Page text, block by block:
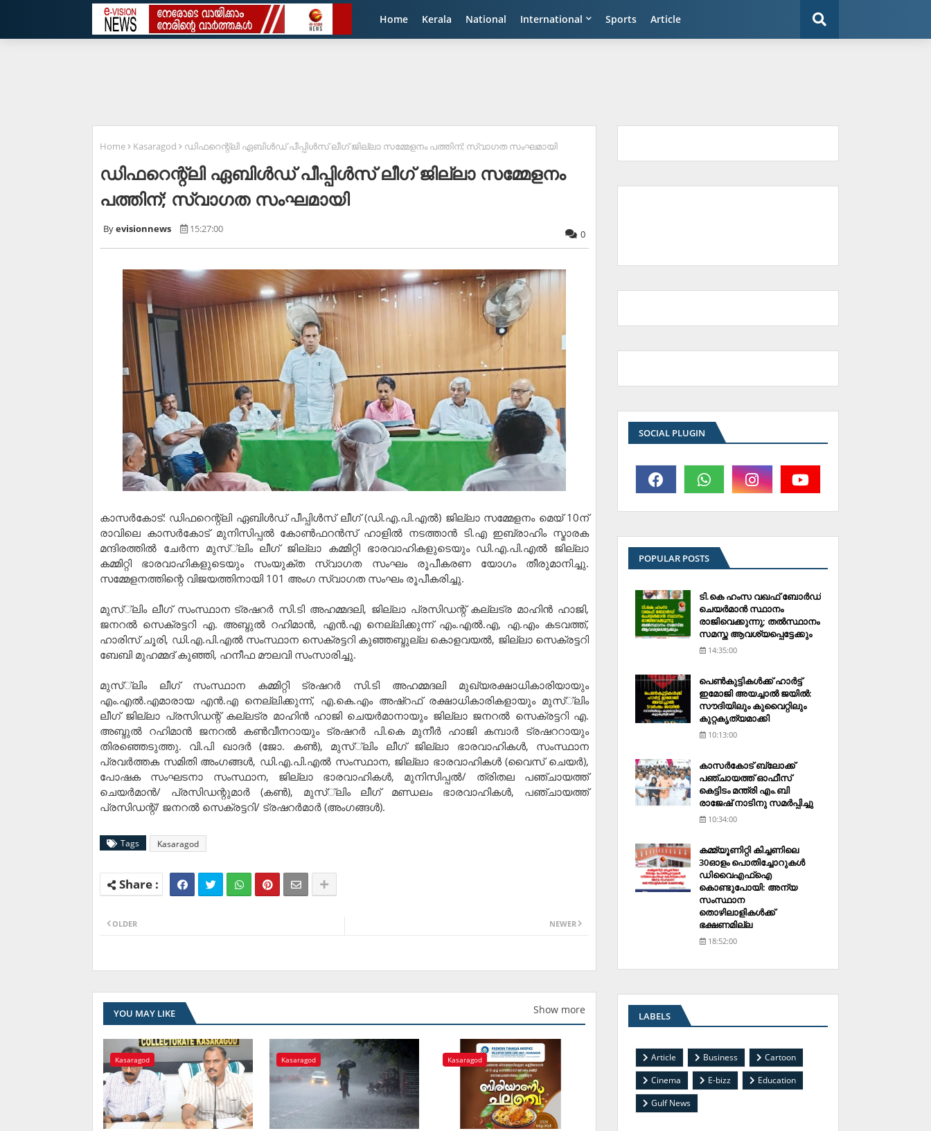
Home Kerala National International Sports Article
Home Kasaragod ഡിഫറെന്റ്‌ലി ഏബിള്‍ഡ് പീപ്പിള്‍സ് ലീഗ് ജില്ലാ സമ്മേളനം പത്തിന്; സ്വാഗത സംഘമായി
ഡിഫറെന്റ്‌ലി ഏബിള്‍ഡ് പീപ്പിള്‍സ് ലീഗ് ജില്ലാ സമ്മേളനം
പത്തിന്; സ്വാഗത സംഘമായി
evisionnews 15:27:00 0
കാസര്‍കോട്: ഡിഫറെന്റ്‌ലി ഏബിള്‍ഡ് പീപ്പിള്‍സ് ലീഗ് (ഡി.എ.പി.എല്‍) ജില്ലാ സമ്മേളനം മെയ് 10ന്
രാവിലെ കാസര്‍കോട് മുനിസിപ്പല്‍ കോണ്‍ഫറന്‍സ് ഹാളില്‍ നടത്താന്‍ ടി.എ ഇബ്രാഹിം സ്മാരക
മന്ദിരത്തില്‍ ചേര്‍ന്ന മുസ്്‌ലിം ലീഗ് ജില്ലാ കമ്മിറ്റി ഭാരവാഹികളുടെയും ഡി.എ.പി.എല്‍ ജില്ലാ
കമ്മിറ്റി ഭാരവാഹികളുടെയും സംയുക്ത സ്വാഗത സംഘം രൂപീകരണ യോഗം തീരുമാനിച്ചു.
സമ്മേളനത്തിന്റെ വിജയത്തിനായി 101 അംഗ സ്വാഗത സംഘം രൂപീകരിച്ചു.
മുസ്്‌ലിം ലീഗ് സംസ്ഥാന ട്രഷറര്‍ സി.ടി അഹമ്മദലി, ജില്ലാ പ്രസിഡന്റ് കല്ലട്ര മാഹിന്‍ ഹാജി,
ജനറല്‍ സെക്രട്ടറി എ. അബ്ദുല്‍ റഹിമാന്‍, എന്‍.എ നെല്ലിക്കുന്ന് എം.എല്‍.എ, എ.എം കടവത്ത്,
ഹാരിസ് ചൂരി, ഡി.എ.പി.എല്‍ സംസ്ഥാന സെക്രട്ടറി കുഞ്ഞബ്ദുല്ല കൊളവയല്‍, ജില്ലാ സെക്രട്ടറി
ബേബി മുഹമ്മദ് കുഞ്ഞി, ഹനീഫ മൗലവി സംസാരിച്ചു.
മുസ്്‌ലിം ലീഗ് സംസ്ഥാന കമ്മിറ്റി ട്രഷറര്‍ സി.ടി അഹമ്മദലി മുഖ്യരക്ഷാധികാരിയായും
എം.എല്‍.എമാരായ എന്‍.എ നെല്ലിക്കുന്ന്, എ.കെ.എം അഷ്റഫ് രക്ഷാധികാരികളായും മുസ്്‌ലിം
ലീഗ് ജില്ലാ പ്രസിഡന്റ് കല്ലട്ര മാഹിന്‍ ഹാജി ചെയര്‍മാനായും ജില്ലാ ജനറല്‍ സെക്രട്ടറി എ.
അബ്ദുല്‍ റഹിമാന്‍ ജനറല്‍ കണ്‍വീനറായും ട്രഷറര്‍ പി.കെ മുനീര്‍ ഹാജി കമ്പാര്‍ ട്രഷററായും
തിരഞ്ഞെടുത്തു. വി.പി ഖാദര്‍ (ജോ. കണ്‍), മുസ്്‌ലിം ലീഗ് ജില്ലാ ഭാരവാഹികള്‍, സംസ്ഥാന
പ്രവര്‍ത്തക സമിതി അംഗങ്ങള്‍, ഡി.എ.പി.എല്‍ സംസ്ഥാന, ജില്ലാ ഭാരവാഹികള്‍ (വൈസ് ചെയര്‍),
പോഷക സംഘടനാ സംസ്ഥാന, ജില്ലാ ഭാരവാഹികള്‍, മുനിസിപ്പല്‍/ ത്രിതല പഞ്ചായത്ത്
ചെയര്‍മാന്‍/ പ്രസിഡന്റുമാര്‍ (കണ്‍), മുസ്്‌ലിം ലീഗ് മണ്ഡലം ഭാരവാഹികള്‍, പഞ്ചായത്ത്
പ്രസിഡന്റ്/ ജനറല്‍ സെക്രട്ടറി/ ട്രഷറര്‍മാര്‍ (അംഗങ്ങള്‍).
Tags Kasaragod
NEWER
OLDER
YOU MAY LIKE Show more
Kasaragod Kasaragod Kasaragod
SOCIAL PLUGIN
POPULAR POSTS
ടി.കെ ഹംസ വഖഫ് ബോര്‍ഡ്
ചെയര്‍മാന്‍ സ്ഥാനം
രാജിവെക്കുന്നു; തല്‍സ്ഥാനം
സമസ്ത ആവശ്യപ്പെട്ടേക്കും
14:35:00
പെണ്‍കുട്ടികള്‍ക്ക് ഹാര്‍ട്ട്
ഇമോജി അയച്ചാല്‍ ജയില്‍:
സൗദിയിലും കുവൈറ്റിലും
കുറ്റകൃത്യമാക്കി
10:13:00
കാസര്‍കോട് ബ്ലോക്ക്
പഞ്ചായത്ത് ഓഫീസ്
കെട്ടിടം മന്ത്രി എം.ബി
രാജേഷ് നാടിനു സമര്‍പ്പിച്ചു
10:34:00
കമ്മ്യൂണിറ്റി കിച്ചണിലെ
30ഓളം പൊതിച്ചോറുകള്‍
ഡിവൈഎഫ്‌ഐ
കൊണ്ടുപോയി: അന്യ
സംസ്ഥാന
തൊഴിലാളികള്‍ക്ക്
ഭക്ഷണമില്ല
18:52:00
LABELS
Article Business
Cartoon
Cinema
E-bizz
Education
Gulf News